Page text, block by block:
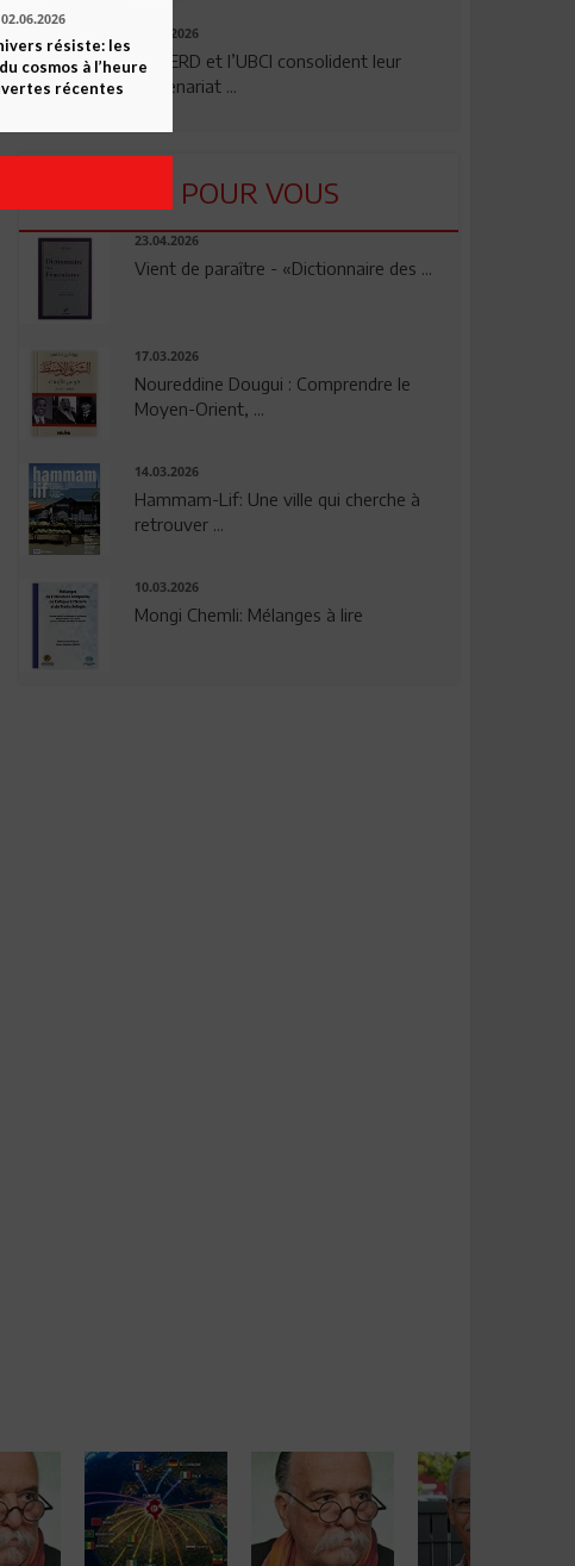
24.07.2026
La BERD et l’UBCI consolident leur
partenariat ...
LU POUR VOUS
23.04.2026
Vient de paraître - «Dictionnaire des ...
17.03.2026
Noureddine Dougui : Comprendre le
Moyen-Orient, ...
14.03.2026
Hammam-Lif: Une ville qui cherche à
retrouver ...
10.03.2026
Mongi Chemli: Mélanges à lire
résiste: les
cosmos à l’heure
récentes